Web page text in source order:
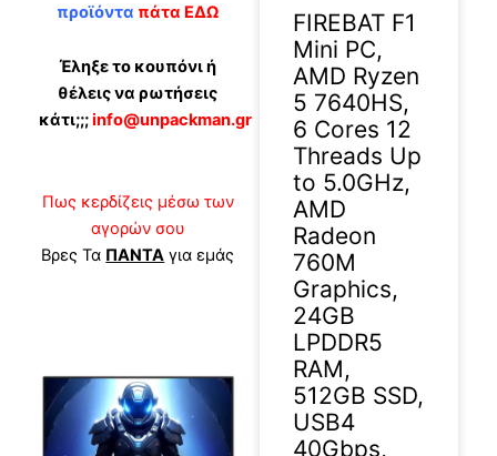
προϊόντα πάτα ΕΔΩ
Έληξε το κουπόνι ή
θέλεις να ρωτήσεις
κάτι;;;info@unpackman.gr
Πως κερδίζεις μέσω των
αγορών σου
Βρες Τα ΠΑΝΤΑ για εμάς
FIREBAT F1
Mini PC,
AMD Ryzen
5 7640HS,
6 Cores 12
Threads Up
to 5.0GHz,
AMD
Radeon
760M
Graphics,
24GB
LPDDR5
RAM,
512GB SSD,
USB4
40Gbps,